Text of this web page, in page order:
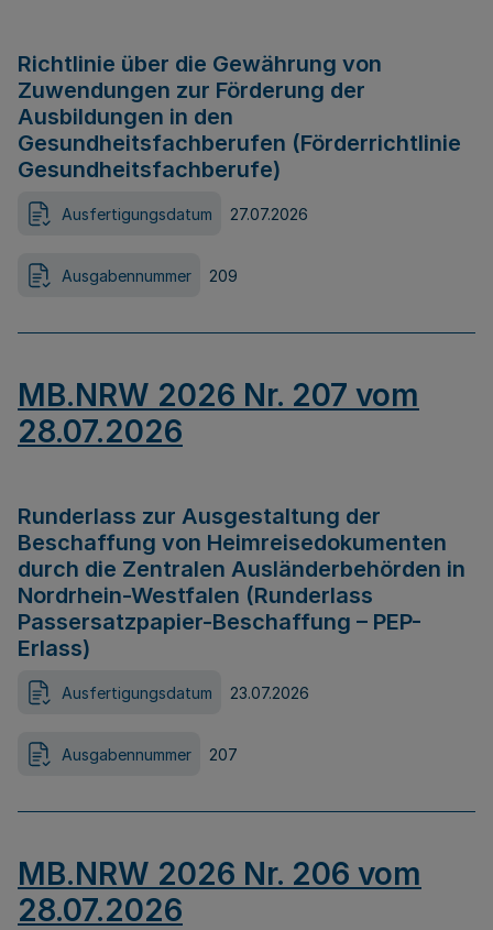
Richtlinie über die Gewährung von
Zuwendungen zur Förderung der
Ausbildungen in den
Gesundheitsfachberufen (Förderrichtlinie
Gesundheitsfachberufe)
Ausfertigungsdatum 27.07.2026
Ausgabennummer 209
MB.NRW 2026 Nr. 207 vom
28.07.2026
Runderlass zur Ausgestaltung der
Beschaffung von Heimreisedokumenten
durch die Zentralen Ausländerbehörden in
Nordrhein-Westfalen (Runderlass
Passersatzpapier-Beschaffung – PEP-
Erlass)
Ausfertigungsdatum 23.07.2026
Ausgabennummer 207
MB.NRW 2026 Nr. 206 vom
28.07.2026